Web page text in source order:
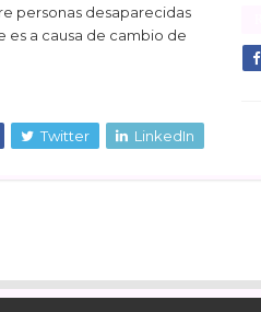
personas desaparecidas
es a causa de cambio de
Twitter LinkedIn